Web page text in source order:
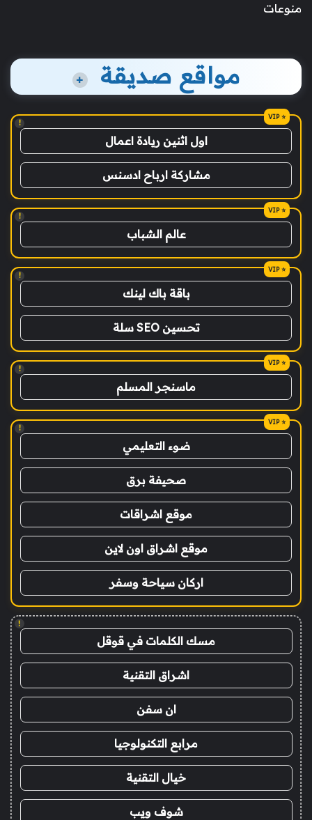
منوعات
مواقع صديقة +
!
اول اثنين ريادة اعمال
مشاركة ارباح ادسنس
!
عالم الشباب
!
باقة باك لينك
تحسين SEO سلة
!
ماسنجر المسلم
!
ضوء التعليمي
صحيفة برق
موقع اشراقات
موقع اشراق اون لاين
اركان سياحة وسفر
!
مسك الكلمات في قوقل
اشراق التقنية
ان سفن
مرابع التكنولوجيا
خيال التقنية
شوف ويب